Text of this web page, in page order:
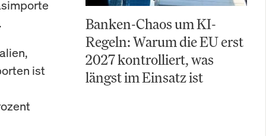
ist
Banken-Chaos um KI-
Regeln: Warum die EU erst
2027 kontrolliert, was
längst im Einsatz ist